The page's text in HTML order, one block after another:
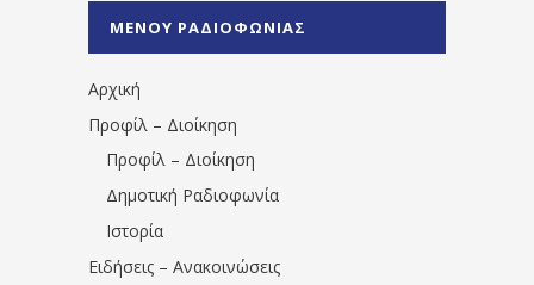
1531194763766854/" artist="" ]
ΜΕΝΟΥ ΡΑΔΙΟΦΩΝΙΑΣ
Αρχική
Προφίλ – Διοίκηση
Προφίλ – Διοίκηση
Δημοτική Ραδιοφωνία
Ιστορία
Ειδήσεις – Ανακοινώσεις